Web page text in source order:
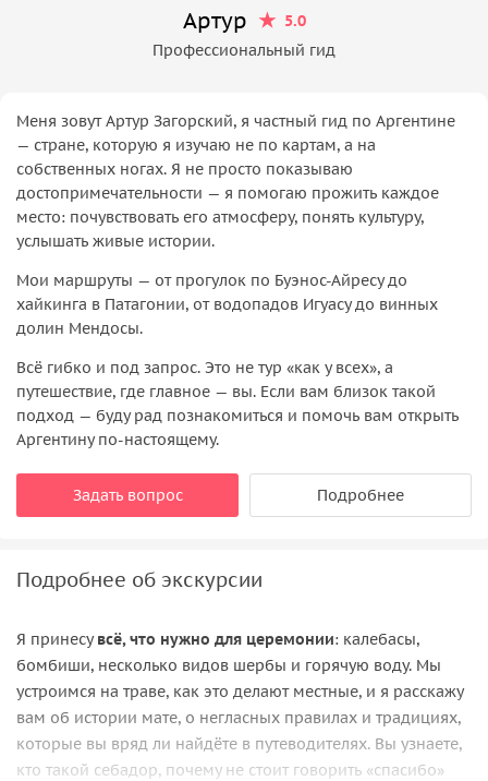
Артур
5.0
Профессиональный гид
Меня зовут Артур Загорский, я частный гид по Аргентине
— стране, которую я изучаю не по картам, а на
собственных ногах. Я не просто показываю
достопримечательности — я помогаю прожить каждое
место: почувствовать его атмосферу, понять культуру,
услышать живые истории.
Мои маршруты — от прогулок по Буэнос-Айресу до
хайкинга в Патагонии, от водопадов Игуасу до винных
долин Мендосы.
Всё гибко и под запрос. Это не тур «как у всех», а
путешествие, где главное — вы. Если вам близок такой
подход — буду рад познакомиться и помочь вам открыть
Аргентину по-настоящему.
Задать вопрос Подробнее
Подробнее об экскурсии
Я принесувсё, что нужно для церемонии: калебасы,
бомбиши, несколько видов шербы и горячую воду. Мы
устроимся на траве, как это делают местные, и я расскажу
вам об истории мате, о негласных правилах и традициях,
которые вы вряд ли найдёте в путеводителях. Вы узнаете,
кто такой себадор, почему не стоит говорить «спасибо»